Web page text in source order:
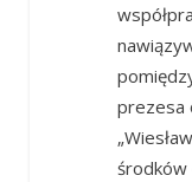
prezesa
środków